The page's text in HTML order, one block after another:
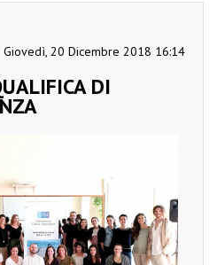
Giovedì, 20 Dicembre 2018 16:14
DI